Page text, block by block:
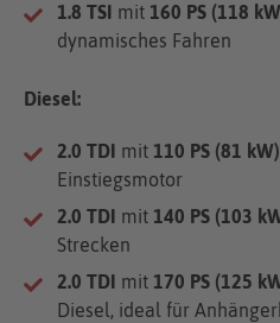
1.8 TSI mit 160 PS (118
dynamisches Fahren
Diesel:
2.0 TDI mit 110 PS (81 kW)
Einstiegsmotor
2.0 TDI mit 140 PS (103
Strecken
2.0 TDI mit 170 PS (125
Diesel, ideal für